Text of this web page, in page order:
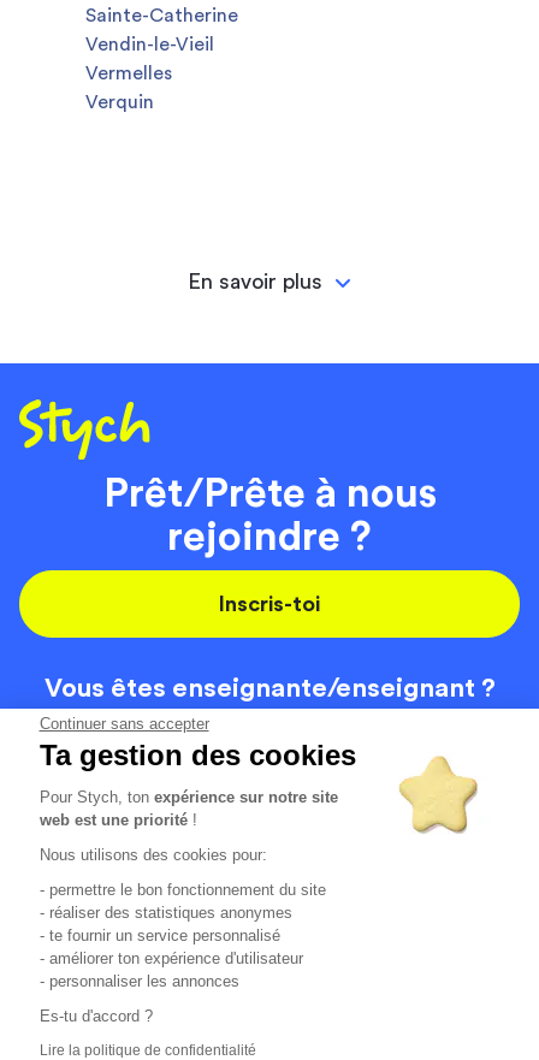
Continuer sans accepter
Ta gestion des cookies
Pour Stych, tonexpérience sur notre site
web est une priorité !
Nous utilisons des cookies pour:
- permettre le bon fonctionnement du site
- réaliser des statistiques anonymes
- te fournir un service personnalisé
- améliorer ton expérience d'utilisateur
- personnaliser les annonces
Es-tu d'accord ?
Lire la politique de confidentialité
Sainte-Catherine
Vendin-le-Vieil
Vermelles
Verquin
En savoir plus
Prêt/Prête à nous
rejoindre ?
Inscris-toi
Vous êtes enseignante/enseignant ?
On recrute
Code de la route
Localisation
Contact
Tous les avis clients4.6/5 (51148 avis publiés)
Comment sont calculés nos taux de réussite ?